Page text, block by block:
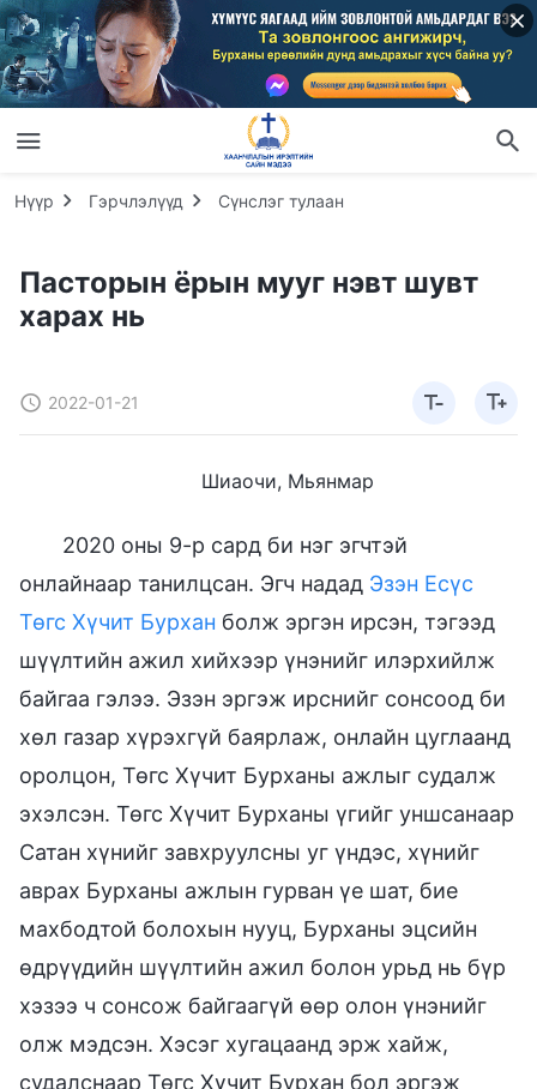
Нүүр Гэрчлэлүүд Сүнслэг тулаан
Пасторын ёрын мууг нэвт шувт
харах нь
2022-01-21
Шиаочи, Мьянмар
2020 оны 9-р сард би нэг эгчтэй
онлайнаар танилцсан. Эгч надад Эзэн Есүс
Төгс Хүчит Бурхан болж эргэн ирсэн, тэгээд
шүүлтийн ажил хийхээр үнэнийг илэрхийлж
байгаа гэлээ. Эзэн эргэж ирснийг сонсоод би
хөл газар хүрэхгүй баярлаж, онлайн цуглаанд
оролцон, Төгс Хүчит Бурханы ажлыг судалж
эхэлсэн. Төгс Хүчит Бурханы үгийг уншсанаар
Сатан хүнийг завхруулсны уг үндэс, хүнийг
аврах Бурханы ажлын гурван үе шат, бие
махбодтой болохын нууц, Бурханы эцсийн
өдрүүдийн шүүлтийн ажил болон урьд нь бүр
хэзээ ч сонсож байгаагүй өөр олон үнэнийг
олж мэдсэн. Хэсэг хугацаанд эрж хайж,
судалснаар Төгс Хүчит Бурхан бол эргэж